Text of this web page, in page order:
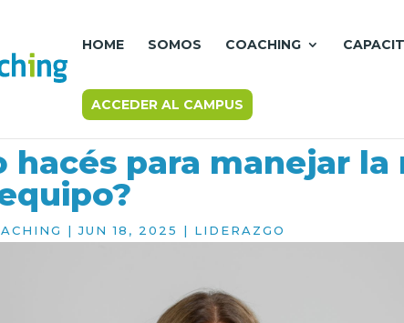
HOME SOMOS COACHING
ACCEDER AL CAMPUS
hacés para manejar
|JUN 18, 2025 | LIDERAZGO